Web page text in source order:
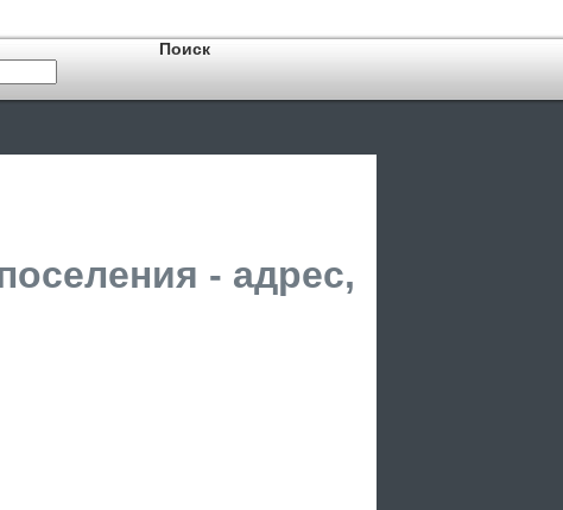
- адрес,